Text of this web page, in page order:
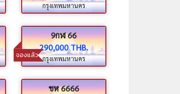
กรุงเทพมหานคร
จองแล้ว
9กฬ 66
290,000 THB.
กรุงเทพมหานคร
ชห 6666